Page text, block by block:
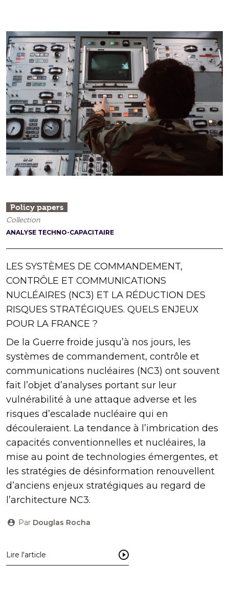
Policy papers
Collection
ANALYSE TECHNO-CAPACITAIRE
LES SYSTÈMES DE COMMANDEMENT,
CONTRÔLE ET COMMUNICATIONS
NUCLÉAIRES (NC3) ET LA RÉDUCTION DES
RISQUES STRATÉGIQUES. QUELS ENJEUX
POUR LA FRANCE ?
De la Guerre froide jusqu’à nos jours, les
systèmes de commandement, contrôle et
communications nucléaires (NC3) ont souvent
fait l’objet d’analyses portant sur leur
vulnérabilité à une attaque adverse et les
risques d’escalade nucléaire qui en
découleraient. La tendance à l’imbrication des
capacités conventionnelles et nucléaires, la
mise au point de technologies émergentes, et
les stratégies de désinformation renouvellent
d’anciens enjeux stratégiques au regard de
l’architecture NC3.
Par Douglas Rocha
Lire l'article